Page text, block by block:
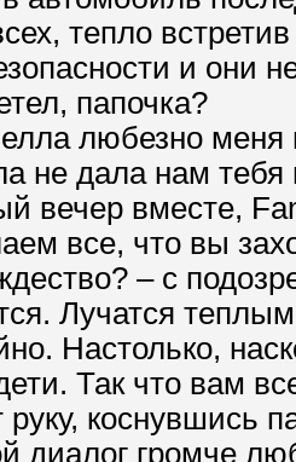
тепло
и они
папочка?
любезно меня
не дала нам тебя
вечер вместе,
все, что вы
– с
Лучатся
Настолько,
Так что вам
руку, коснувшись
диалог громче